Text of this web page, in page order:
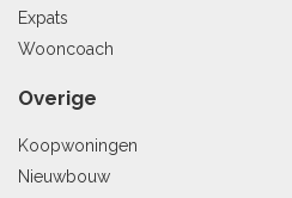
Expats
Wooncoach
Overige
Koopwoningen
Nieuwbouw